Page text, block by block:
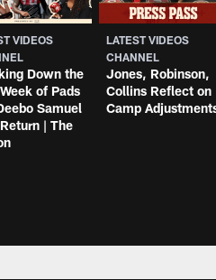
VIDEOS
Down the
of Pads
Samuel
| The
LATEST VIDEOS
CHANNEL
Jones, Robinson,
Collins Reflect on
Camp